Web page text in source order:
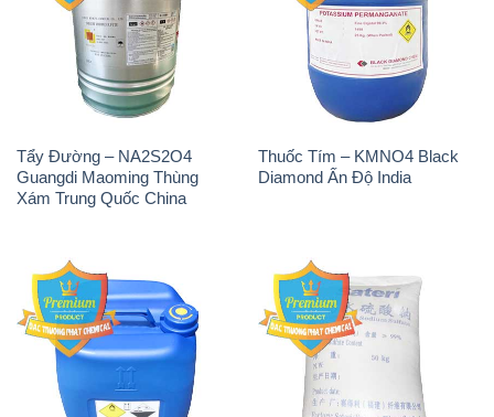
Tẩy Đường – NA2S2O4
Guangdi Maoming Thùng
Xám Trung Quốc China
Thuốc Tím – KMNO4 Black
Diamond Ấn Độ India